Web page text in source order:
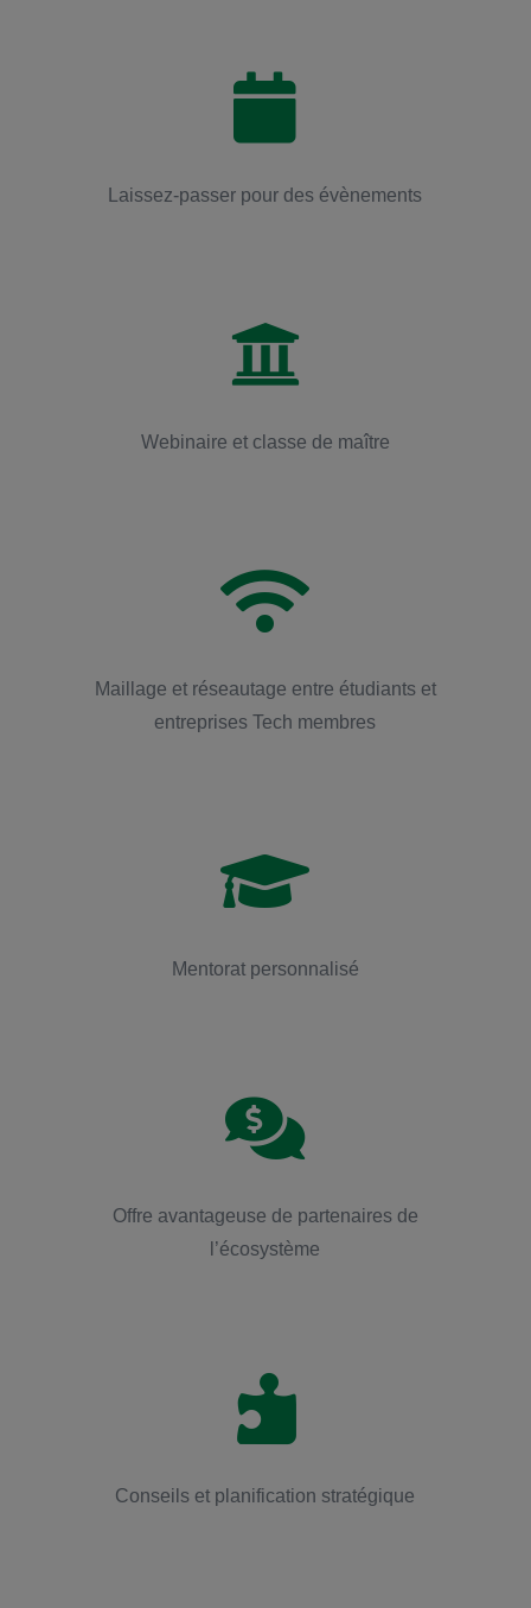

Laissez-passer pour des évènements

Webinaire et classe de maître

Maillage et réseautage entre étudiants et
entreprises Tech membres

Mentorat personnalisé

Offre avantageuse de partenaires de
l’écosystème

Conseils et planification stratégique